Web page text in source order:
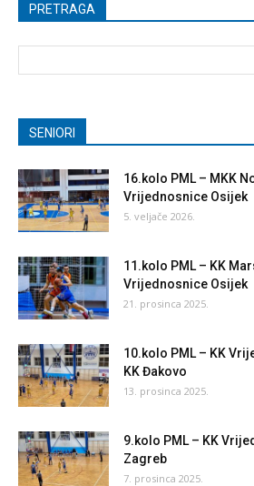
PRETRAGA
SENIORI
16.kolo PML – MKK
Vrijednosnice Osijek
5. veljače 2026.
11.kolo PML – KK
Vrijednosnice Osijek
21. prosinca 2025.
10.kolo PML – KK
KK Đakovo
13. prosinca 2025.
9.kolo PML – KK
Zagreb
7. prosinca 2025.